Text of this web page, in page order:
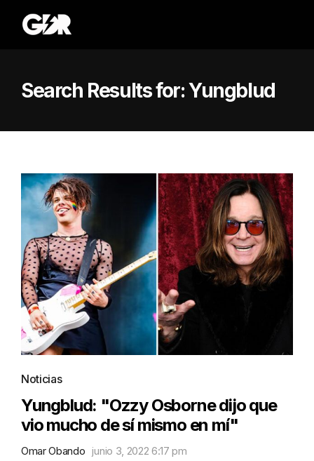
Search Results for:Yungblud
Noticias
Yungblud: "Ozzy Osborne dijo que
vio mucho de sí mismo en mí"
Omar Obando junio 3, 2022 6:17 pm